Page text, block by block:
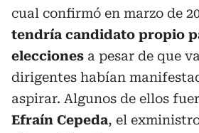
cual confirmó en marzo de
tendría candidato propio
elecciones a pesar de que
dirigentes habían
aspirar. Algunos de ellos
Efraín Cepeda, el